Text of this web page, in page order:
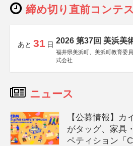
締め切り直前コンテ
あと 31 日 2026 第37回 美浜美
福井県美浜町、美浜町教育委
式会社
ニュース
【公募情報】カ
がタッグ、家具
ペティション「